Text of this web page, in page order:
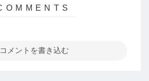
コメントを書き込む